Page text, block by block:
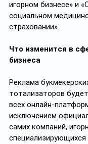
игорном бизнесе» и
социальном
страховании».
Что изменится в
бизнеса
Реклама
тотализаторов
всех онлайн-
исключением
самих компаний,
специализирующихся